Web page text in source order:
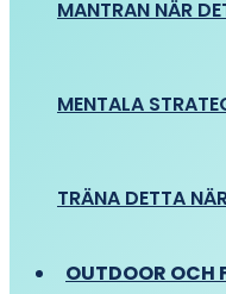
MANTRAN NÄR
MENTALA
TRÄNA DETTA
OUTDOOR OCH